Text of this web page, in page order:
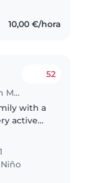
10,00 €/hora
Trabajo de canguro en Málaga
52
with a
active
preparing
Niño